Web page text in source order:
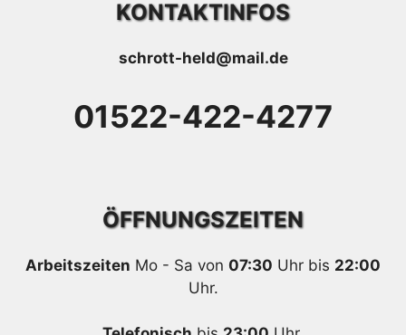
KONTAKTINFOS
schrott-held@mail.de
01522-422-4277
ÖFFNUNGSZEITEN
Arbeitszeiten Mo - Sa von 07:30 Uhr bis 22:00
Uhr.